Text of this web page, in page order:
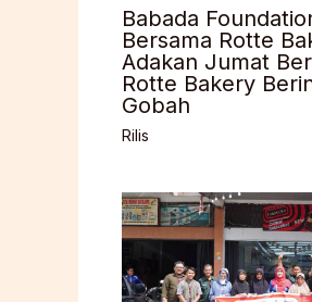
Babada
Bersama Rotte
Adakan Jumat
Rotte Bakery
Gobah
Rilis